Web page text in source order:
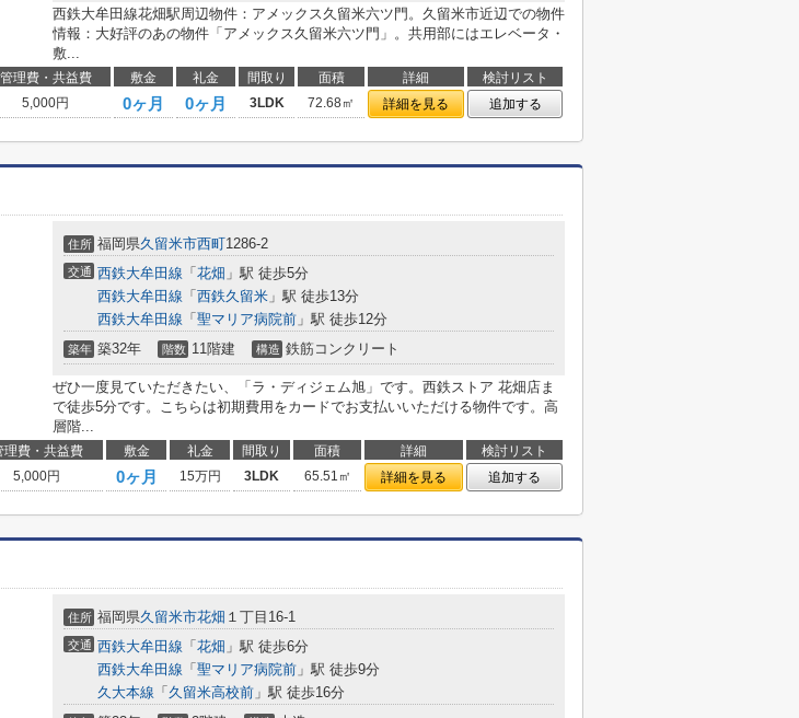
西鉄大牟田線花畑駅周辺物件：アメックス久留米六ツ門。久留米市近辺での物件
情報：大好評のあの物件「アメックス久留米六ツ門」。共用部にはエレベータ・
敷...
管理費・共益費 敷金 礼金 間取り 面積 詳細
検討リスト
5,000円 0ヶ月 0ヶ月 3LDK 72.68㎡ 詳細を見る 追加する
住所 福岡県久留米市西町1286-2
交通 西鉄大牟田線 「 花畑 」駅 徒歩5分
西鉄大牟田線 「 西鉄久留米 」駅 徒歩13分
西鉄大牟田線 「 聖マリア病院前 」駅 徒歩12分
築年 築32年 階数 11階建 構造 鉄筋コンクリート
ぜひ一度見ていただきたい、「ラ・ディジェム旭」です。西鉄ストア 花畑店ま
で徒歩5分です。こちらは初期費用をカードでお支払いいただける物件です。高
層階...
理費・共益費 敷金 礼金 間取り 面積 詳細
検討リスト
5,000円 0ヶ月 15万円 3LDK 65.51㎡ 詳細を見る 追加する
住所 福岡県久留米市花畑 １丁目16-1
交通 西鉄大牟田線 「 花畑 」駅 徒歩6分
西鉄大牟田線 「 聖マリア病院前 」駅 徒歩9分
久大本線 「 久留米高校前 」駅 徒歩16分